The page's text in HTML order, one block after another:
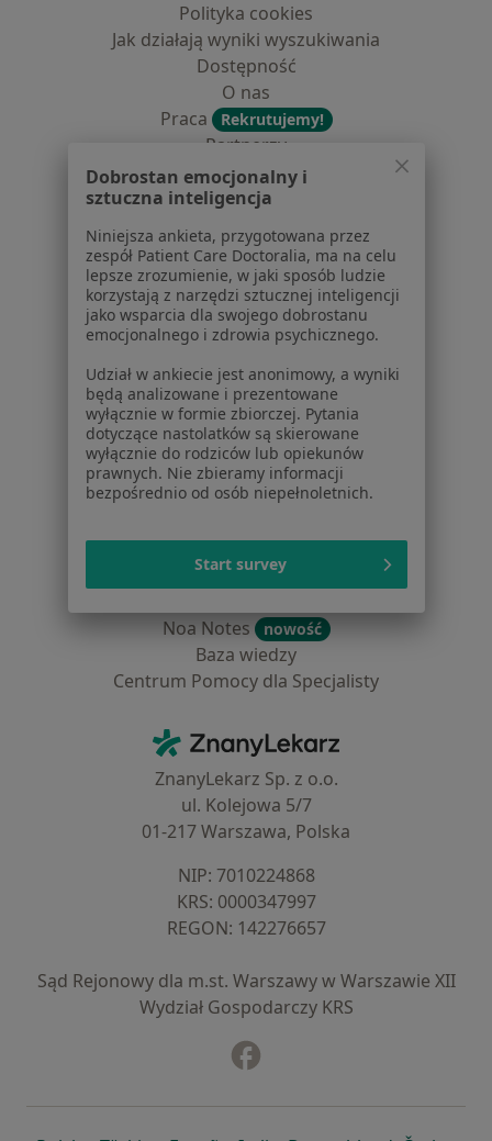
Polityka cookies
Jak działają wyniki wyszukiwania
Dostępność
O nas
Praca
Rekrutujemy!
Partnerzy
Centrum prasowe
Kontakt
Dla pacjentów
Lekarze
Placówki medyczne
Pytania i odpowiedzi
Choroby
Pomoc
Aplikacje mobilne
Blog dla pacjentów
Dla profesjonalistów
Dla lekarzy
Noa Notes
nowość
Baza wiedzy
Centrum Pomocy dla Specjalisty
ZnanyLekarz - Strona główna
ZnanyLekarz Sp. z o.o.
ul. Kolejowa 5/7
01-217 Warszawa, Polska
NIP: ⁠7010224868
KRS: ⁠0000347997
REGON: ⁠142276657
Sąd Rejonowy dla m.st. Warszawy w Warszawie XII
Wydział Gospodarczy KRS
Dobrostan emocjonalny i
sztuczna inteligencja
Niniejsza ankieta, przygotowana przez
zespół Patient Care Doctoralia, ma na celu
lepsze zrozumienie, w jaki sposób ludzie
korzystają z narzędzi sztucznej inteligencji
jako wsparcia dla swojego dobrostanu
emocjonalnego i zdrowia psychicznego.
Udział w ankiecie jest anonimowy, a wyniki
będą analizowane i prezentowane
wyłącznie w formie zbiorczej. Pytania
dotyczące nastolatków są skierowane
wyłącznie do rodziców lub opiekunów
prawnych. Nie zbieramy informacji
bezpośrednio od osób niepełnoletnich.
Start survey